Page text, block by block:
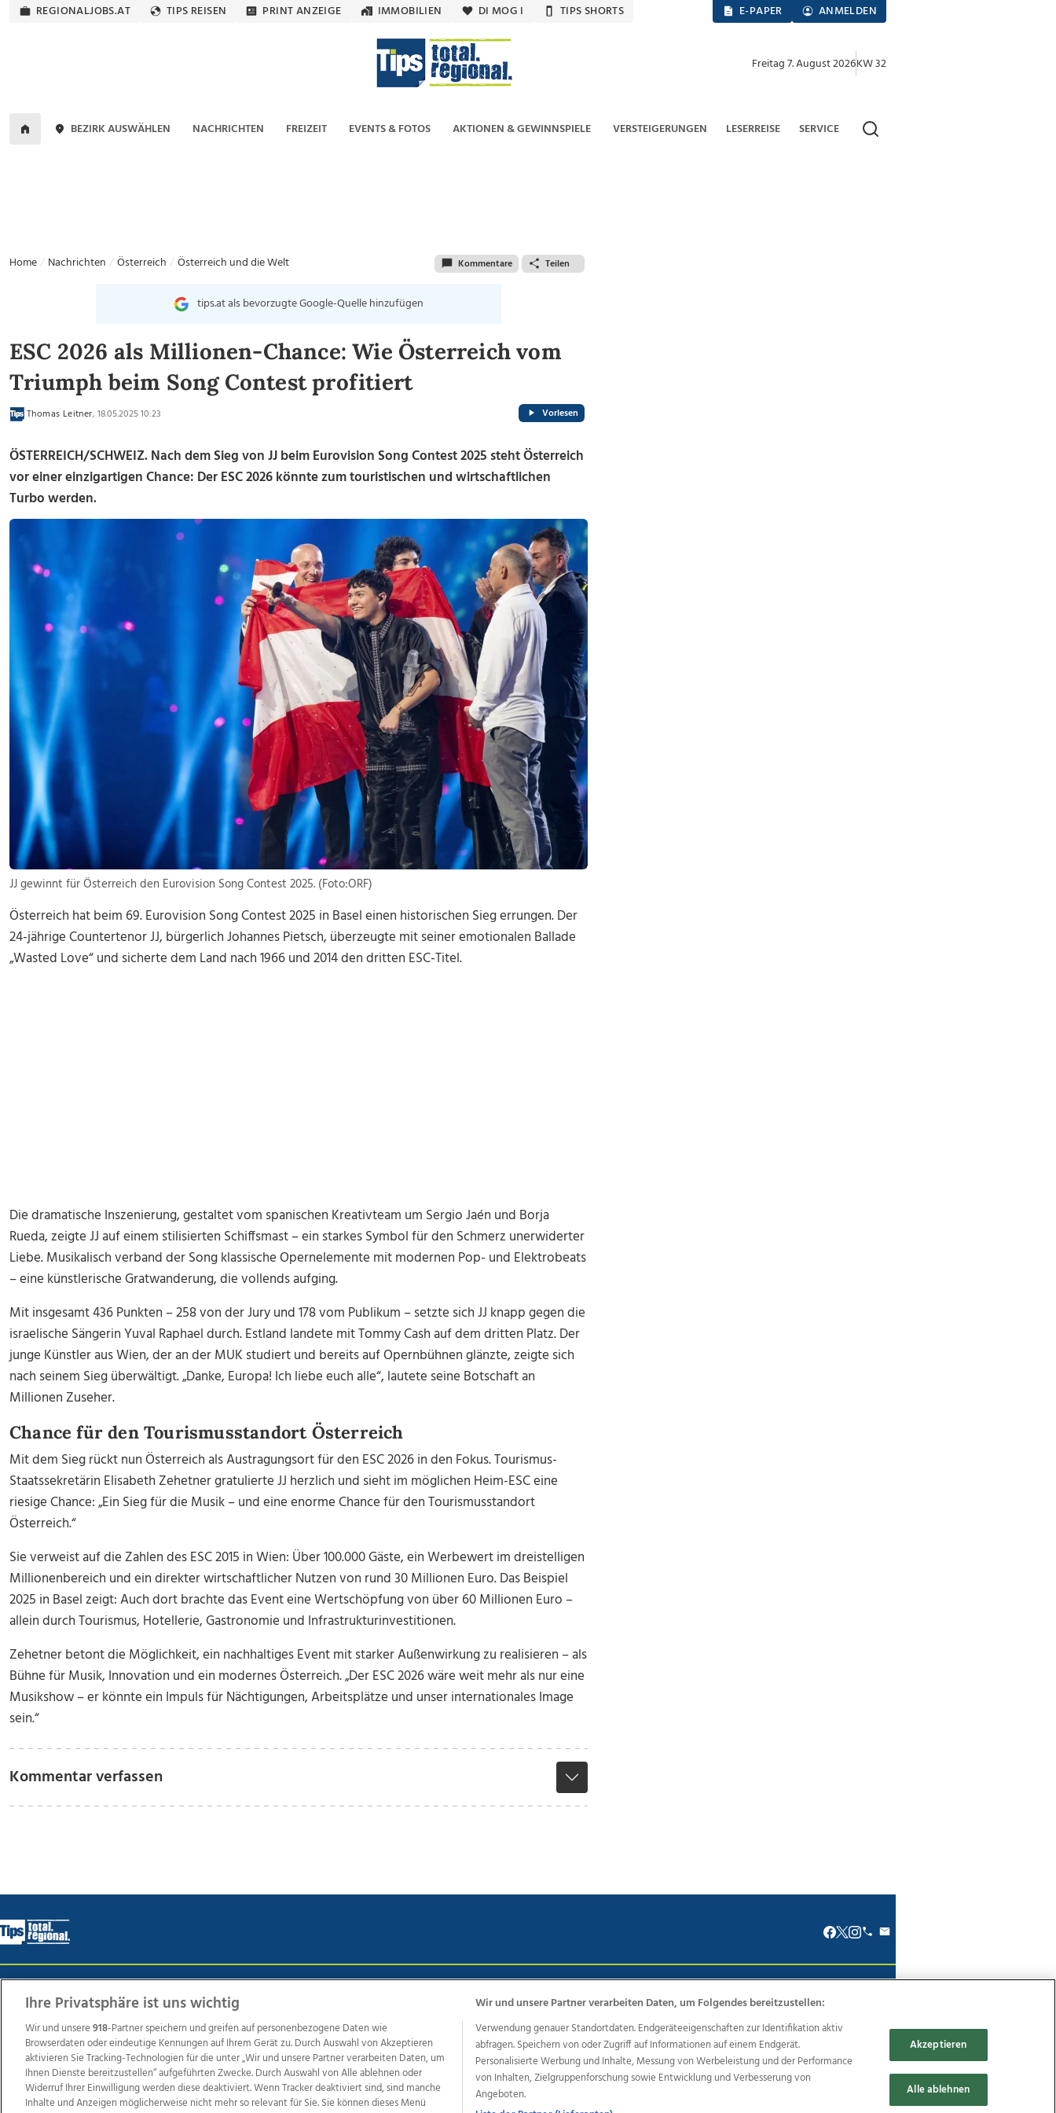
REGIONALJOBS.AT TIPS REISEN PRINT ANZEIGE IMMOBILIEN DI MOG I TIPS SHORTS E-PAPER ANMELDEN
Freitag 7. August 2026KW 32
BEZIRK AUSWÄHLEN NACHRICHTEN FREIZEIT EVENTS & FOTOS AKTIONEN & GEWINNSPIELE VERSTEIGERUNGEN LESERREISE SERVICE
Home Nachrichten Österreich Österreich und die Welt Kommentare Teilen
tips.at als bevorzugte Google-Quelle hinzufügen
ESC 2026 als Millionen-Chance: Wie Österreich vom
Triumph beim Song Contest profitiert
Thomas Leitner, 18.05.2025 10:23 Vorlesen
ÖSTERREICH/SCHWEIZ. Nach dem Sieg von JJ beim Eurovision Song Contest 2025 steht Österreich
vor einer einzigartigen Chance: Der ESC 2026 könnte zum touristischen und wirtschaftlichen
Turbo werden.
JJ gewinnt für Österreich den Eurovision Song Contest 2025. (Foto:ORF)
Österreich hat beim 69. Eurovision Song Contest 2025 in Basel einen historischen Sieg errungen. Der
24-jährige Countertenor JJ, bürgerlich Johannes Pietsch, überzeugte mit seiner emotionalen Ballade
„Wasted Love“ und sicherte dem Land nach 1966 und 2014 den dritten ESC-Titel.
Die dramatische Inszenierung, gestaltet vom spanischen Kreativteam um Sergio Jaén und Borja
Rueda, zeigte JJ auf einem stilisierten Schiffsmast – ein starkes Symbol für den Schmerz unerwiderter
Liebe. Musikalisch verband der Song klassische Opernelemente mit modernen Pop- und Elektrobeats
– eine künstlerische Gratwanderung, die vollends aufging.
Mit insgesamt 436 Punkten – 258 von der Jury und 178 vom Publikum – setzte sich JJ knapp gegen die
israelische Sängerin Yuval Raphael durch. Estland landete mit Tommy Cash auf dem dritten Platz. Der
junge Künstler aus Wien, der an der MUK studiert und bereits auf Opernbühnen glänzte, zeigte sich
nach seinem Sieg überwältigt. „Danke, Europa! Ich liebe euch alle“, lautete seine Botschaft an
Millionen Zuseher.
Chance für den Tourismusstandort Österreich
Mit dem Sieg rückt nun Österreich als Austragungsort für den ESC 2026 in den Fokus. Tourismus-
Staatssekretärin Elisabeth Zehetner gratulierte JJ herzlich und sieht im möglichen Heim-ESC eine
riesige Chance: „Ein Sieg für die Musik – und eine enorme Chance für den Tourismusstandort
Österreich.“
Sie verweist auf die Zahlen des ESC 2015 in Wien: Über 100.000 Gäste, ein Werbewert im dreistelligen
Millionenbereich und ein direkter wirtschaftlicher Nutzen von rund 30 Millionen Euro. Das Beispiel
2025 in Basel zeigt: Auch dort brachte das Event eine Wertschöpfung von über 60 Millionen Euro –
allein durch Tourismus, Hotellerie, Gastronomie und Infrastrukturinvestitionen.
Zehetner betont die Möglichkeit, ein nachhaltiges Event mit starker Außenwirkung zu realisieren – als
Bühne für Musik, Innovation und ein modernes Österreich. „Der ESC 2026 wäre weit mehr als nur eine
Musikshow – er könnte ein Impuls für Nächtigungen, Arbeitsplätze und unser internationales Image
sein.“
Kommentar verfassen
Wir über uns Mediadaten Kontakt AGB Anzeigekunden AGB Website Ehrenkodex Politische Werbung
Weitere Angebote des Medienhauses Wimmer
TV1 di-mog-i.at OÖNow Ischler Woche Life Radio OÖNachrichten OÖN Immobilien OÖN Karriere OÖN Reise
Promenaden Galerien
Regionaljobs
wasistlos.at wirtrauern.at
Ihre Privatsphäre ist uns wichtig
Wir und unsere918-Partner speichern und greifen auf personenbezogene Daten wie
Browserdaten oder eindeutige Kennungen auf Ihrem Gerät zu. Durch Auswahl von Akzeptieren
aktivieren Sie Tracking-Technologien für die unter „Wir und unsere Partner verarbeiten Daten, um
Ihnen Dienste bereitzustellen“ aufgeführten Zwecke. Durch Auswahl von Alle ablehnen oder
Widerruf Ihrer Einwilligung werden diese deaktiviert. Wenn Tracker deaktiviert sind, sind manche
Inhalte und Anzeigen möglicherweise nicht mehr so relevant für Sie. Sie können dieses Menü
Wir und unsere Partner verarbeiten Daten, um Folgendes bereitzustellen:
Verwendung genauer Standortdaten. Endgeräteeigenschaften zur Identifikation aktiv
abfragen. Speichern von oder Zugriff auf Informationen auf einem Endgerät.
Personalisierte Werbung und Inhalte, Messung von Werbeleistung und der Performance
von Inhalten, Zielgruppenforschung sowie Entwicklung und Verbesserung von
Angeboten.
Akzeptieren
Alle ablehnen